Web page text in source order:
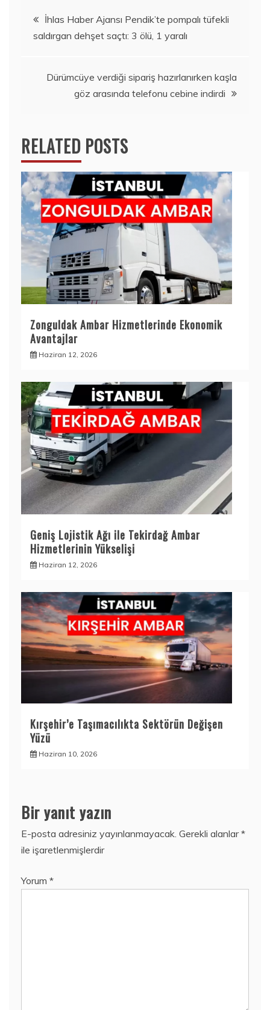
Yazı
gezinmesi
İhlas Haber Ajansı Pendik’te pompalı tüfekli
saldırgan dehşet saçtı: 3 ölü, 1 yaralı
Dürümcüye verdiği sipariş hazırlanırken kaşla
göz arasında telefonu cebine indirdi
RELATED POSTS
Zonguldak Ambar Hizmetlerinde Ekonomik
Avantajlar
Haziran 12, 2026
Geniş Lojistik Ağı ile Tekirdağ Ambar
Hizmetlerinin Yükselişi
Haziran 12, 2026
Kırşehir’e Taşımacılıkta Sektörün Değişen
Yüzü
Haziran 10, 2026
Bir yanıt yazın
E-posta adresiniz yayınlanmayacak. Gerekli alanlar*
ile işaretlenmişlerdir
Yorum *